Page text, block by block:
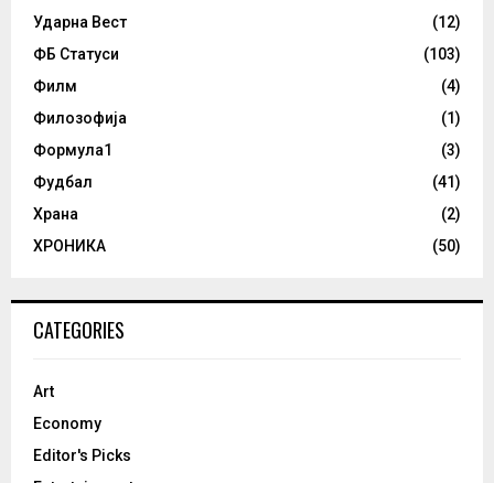
Ударна Вест
(12)
ФБ Статуси
(103)
Филм
(4)
Филозофија
(1)
Формула1
(3)
Фудбал
(41)
Храна
(2)
ХРОНИКА
(50)
CATEGORIES
Art
Economy
Editor's Picks